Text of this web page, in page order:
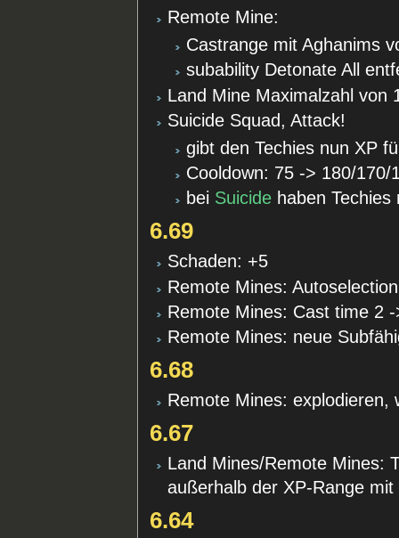
Remote Mine:
Castrange mit Aghanims
subability Detonate All
Land Mine Maximalzahl von
Suicide Squad, Attack!
gibt den Techies nun XP
Cooldown: 75 -> 180/170/
bei Suicidehaben Techies
6.69
Schaden: +5
Remote Mines:
Remote Mines: Cast time 2
Remote Mines: neue
6.68
Remote Mines: explodieren,
6.67
Land Mines/Remote Mines:
außerhalb der XP-Range
6.64